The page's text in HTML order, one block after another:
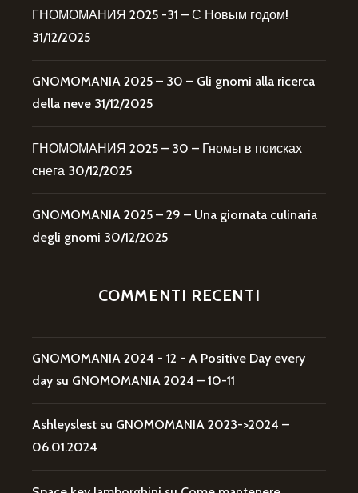
ГНОМОМАНИЯ 2025 -31 – С Новым годом!
31/12/2025
GNOMOMANIA 2025 – 30 – Gli gnomi alla ricerca
della neve 31/12/2025
ГНОМОМАНИЯ 2025 – 30 – Гномы в поисках
снега 30/12/2025
GNOMOMANIA 2025 – 29 – Una giornata culinaria
degli gnomi 30/12/2025
COMMENTI RECENTI
GNOMOMANIA 2024 - 12 - A Positive Day every
day su GNOMOMANIA 2024 – 10-11
Ashleyslest su GNOMOMANIA 2023->2024 –
06.01.2024